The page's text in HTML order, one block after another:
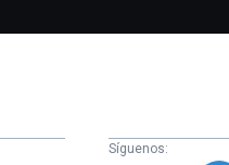
Síguenos: